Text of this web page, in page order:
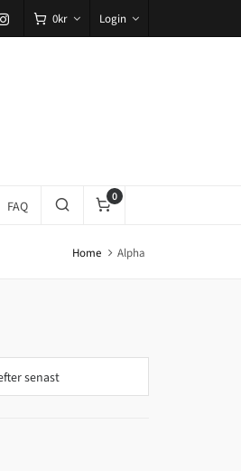
0kr Login
FAQ
0
Home Alpha